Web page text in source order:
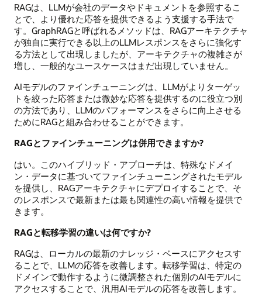
RAGは、LLMが会社のデータやドキュメントを参照するこ
とで、より優れた応答を提供できるよう支援する手法で
す。GraphRAGと呼ばれるメソッドは、RAGアーキテクチャ
が独自に実行できる以上のLLMレスポンスをさらに強化す
る方法として出現しましたが、アーキテクチャの複雑さが
増し、一般的なユースケースはまだ出現していません。
AIモデルのファインチューニングは、LLMがよりターゲッ
トを絞った応答または微妙な応答を提供するのに役立つ別
の方法であり、LLMのパフォーマンスをさらに向上させる
ためにRAGと組み合わせることができます。
RAGとファインチューニングは併用できますか?
はい。このハイブリッド・アプローチは、特殊なドメイ
ン・データに基づいてファインチューニングされたモデル
を提供し、RAGアーキテクチャにデプロイすることで、そ
のレスポンスで最新または最も関連性の高い情報を提供で
きます。
RAGと転移学習の違いは何ですか?
RAGは、ローカルの最新のナレッジ・ベースにアクセスす
ることで、LLMの応答を改善します。転移学習は、特定の
ドメインで動作するように微調整された個別のAIモデルに
アクセスすることで、汎用AIモデルの応答を改善します。